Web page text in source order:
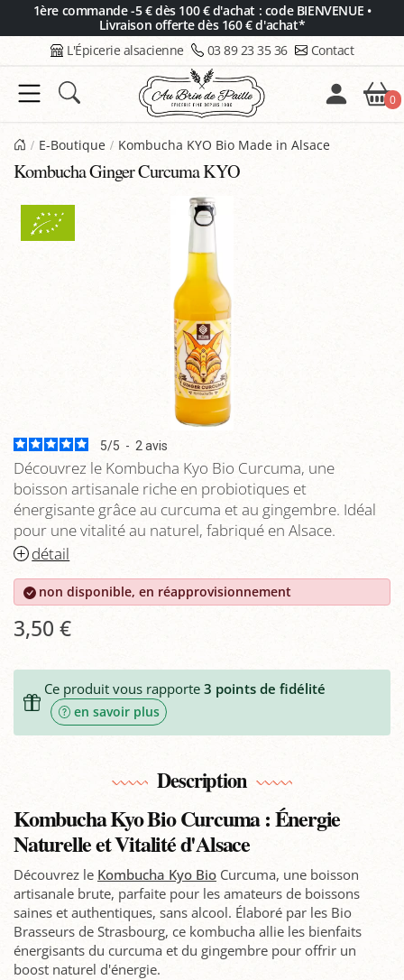
1ère commande -5 € dès 100 € d'achat : code BIENVENUE •
Livraison offerte dès 160 € d'achat*
L'Épicerie alsacienne 03 89 23 35 36 Contact
0
E-Boutique Kombucha KYO Bio Made in Alsace
Kombucha Ginger Curcuma KYO
5/5 - 2 avis
Découvrez le Kombucha Kyo Bio Curcuma, une
boisson artisanale riche en probiotiques et
énergisante grâce au curcuma et au gingembre. Idéal
pour une vitalité au naturel, fabriqué en Alsace.
détail
non disponible, en réapprovisionnement
3,50 €
Ce produit vous rapporte 3 points de fidélité
en savoir plus
Description
Kombucha Kyo Bio Curcuma : Énergie
Naturelle et Vitalité d'Alsace
Découvrez le Kombucha Kyo Bio Curcuma, une boisson
artisanale brute, parfaite pour les amateurs de boissons
saines et authentiques, sans alcool. Élaboré par les Bio
Brasseurs de Strasbourg, ce kombucha allie les bienfaits
énergisants du curcuma et du gingembre pour offrir un
boost naturel d'énergie.
Panneau de gestion des cookies